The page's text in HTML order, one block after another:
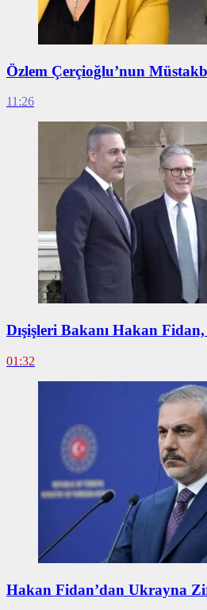
Özlem Çerçioğlu’nun
11:26
Dışişleri Bakanı Hakan
01:32
Hakan Fidan’dan Ukrayna